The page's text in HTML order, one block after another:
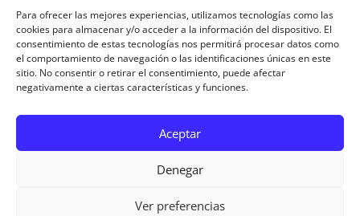
Para ofrecer las mejores experiencias, utilizamos tecnologías como las
cookies para almacenar y/o acceder a la información del dispositivo. El
consentimiento de estas tecnologías nos permitirá procesar datos como
el comportamiento de navegación o las identificaciones únicas en este
sitio. No consentir o retirar el consentimiento, puede afectar
negativamente a ciertas características y funciones.
Aceptar
Denegar
Ver preferencias
Mateo 15, 1-2. 10-14
Maria Asuncion Herrero Mendezen¿Ser o hacer? Comentario para
Matrimonios: Mateo 15, 1-2. 10-14